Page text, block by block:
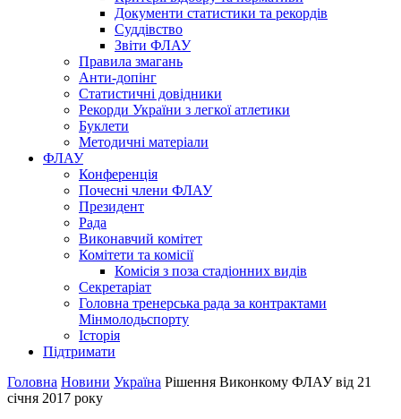
Документи статистики та рекордів
Суддівство
Звіти ФЛАУ
Правила змагань
Анти-допінг
Статистичні довідники
Рекорди України з легкої атлетики
Буклети
Методичні матеріали
ФЛАУ
Конференція
Почесні члени ФЛАУ
Президент
Рада
Виконавчий комітет
Комітети та комісії
Комісія з поза стадіонних видів
Секретаріат
Головна тренерська рада за контрактами
Мінмолодьспорту
Історія
Підтримати
Головна Новини Україна Рішення Виконкому ФЛАУ від 21
січня 2017 року